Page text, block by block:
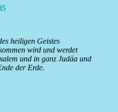
heiligen Geistes
wird und werdet
und in ganz Judäa und
der Erde.